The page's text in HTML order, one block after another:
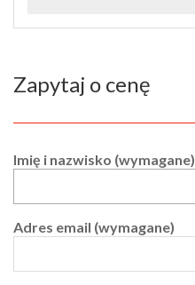
Zapytaj o cenę
Imię i nazwisko (wymagane)
Adres email (wymagane)